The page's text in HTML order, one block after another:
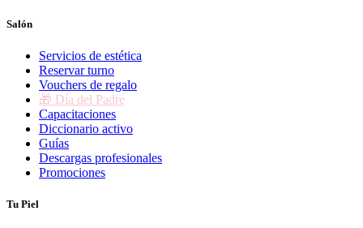
Salón
Servicios de estética
Reservar turno
Vouchers de regalo
🎁 Día del Padre
Capacitaciones
Diccionario activo
Guías
Descargas profesionales
Promociones
Tu Piel